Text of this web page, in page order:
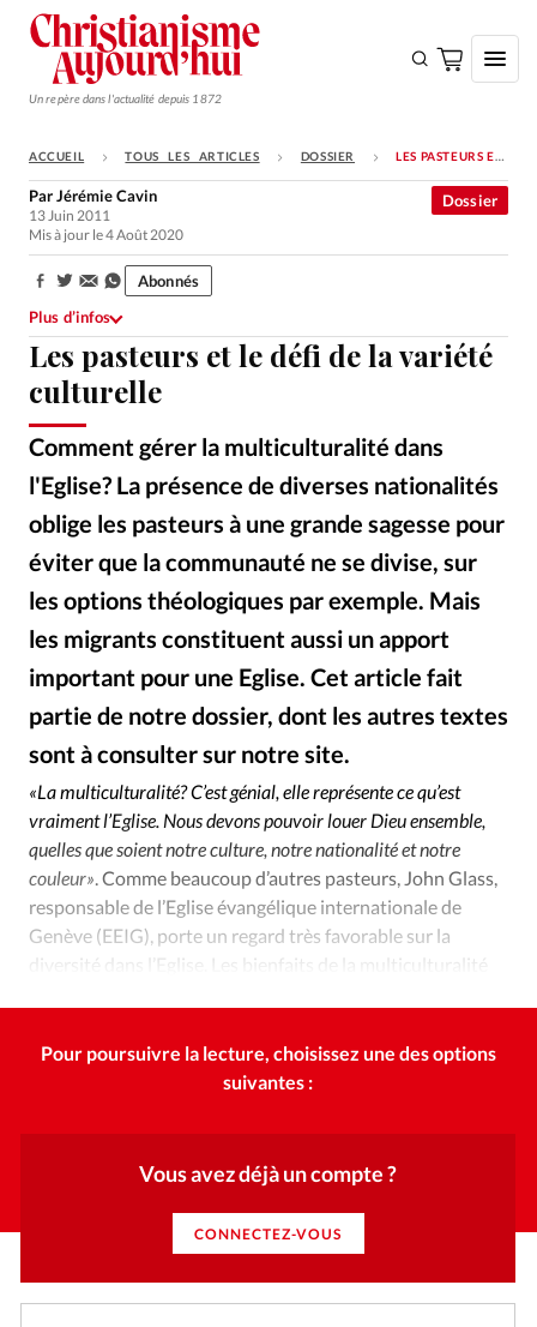
Un repère dans l'actualité depuis 1872
S'ABONNER
Monde
Opinions
Tous les articles
Faire un don
Emploi
Se connecter
Édition: Internationale
Devise:
RUBRIQUES
Tous les articles
Actualité chrétienne
Actualité internationale
Chronique
Culture
Dossier
Eglises Foi Génération réveil
Monde
Opinions
Publireportage
Relations Aujourd'hui
Société
Tour du monde des Eglises
Trait d'Ixène
Vécu
Vie Intérieure
ACCUEIL TOUS LES ARTICLES DOSSIER LES PASTEURS ET LE DÉFI DE LA VARIÉTÉ CULTURELLE
Les pasteurs et le défi de la variété
culturelle
Comment gérer la multiculturalité dans
l'Eglise? La présence de diverses nationalités
oblige les pasteurs à une grande sagesse pour
éviter que la communauté ne se divise, sur
les options théologiques par exemple. Mais
les migrants constituent aussi un apport
important pour une Eglise. Cet article fait
partie de notre dossier, dont les autres textes
sont à consulter sur notre site.
Dossier
ParJérémie Cavin
13 Juin 2011
Mis à jour le 4 Août 2020
Partager:
Abonnés
Plus d’infos
«La multiculturalité? C’est génial, elle représente ce qu’est
vraiment l’Eglise. Nous devons pouvoir louer Dieu ensemble,
quelles que soient notre culture, notre nationalité et notre
couleur» . Comme beaucoup d’autres pasteurs, John Glass,
responsable de l’Eglise évangélique internationale de
Genève (EEIG), porte un regard très favorable sur la
diversité dans l’Eglise. Les bienfaits de la multiculturalité
Pour poursuivre la lecture, choisissez une des options
suivantes :
Vous avez déjà un compte ?
CONNECTEZ-VOUS